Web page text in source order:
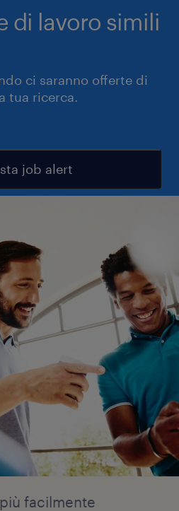
di lavoro simili
ci saranno offerte di
tua ricerca.
job alert
facilmente